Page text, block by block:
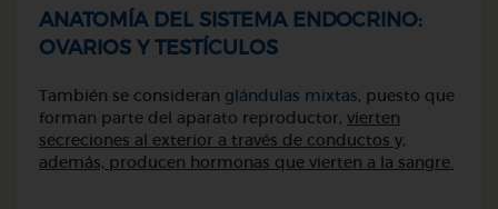
ANATOMÍA DEL SISTEMA ENDOCRINO:
OVARIOS Y TESTÍCULOS
También se consideran glándulas mixtas, puesto que
forman parte del aparato reproductor, vierten
secreciones al exterior a través de conductos y,
además, producen hormonas que vierten a la sangre.